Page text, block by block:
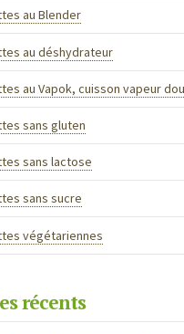
au Blender
au déshydrateur
au Vapok, cuisson vapeur
sans gluten
sans lactose
sans sucre
végétariennes
récents